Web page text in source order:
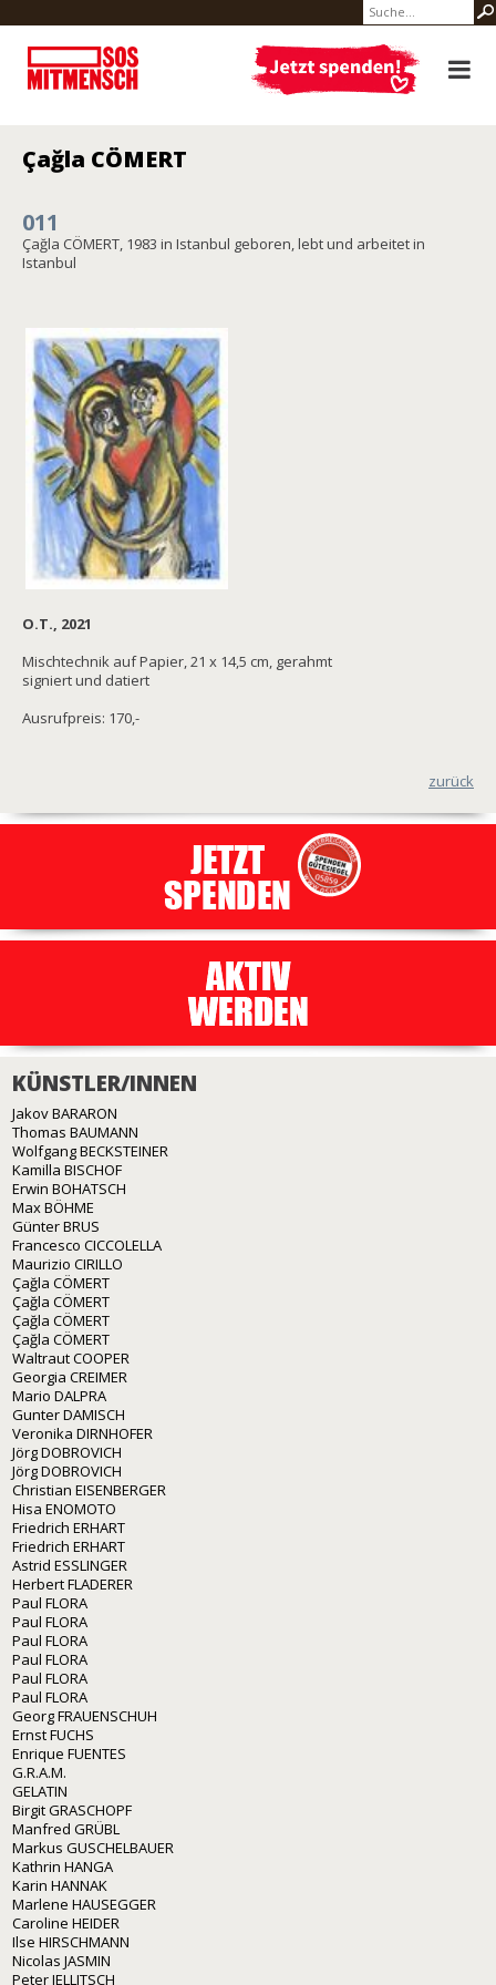
Çağla CÖMERT
011
Çağla CÖMERT, 1983 in Istanbul geboren, lebt und arbeitet in
Istanbul
O.T., 2021
Mischtechnik auf Papier, 21 x 14,5 cm, gerahmt
signiert und datiert
Ausrufpreis: 170,-
zurück
KÜNSTLER/INNEN
Jakov BARARON
Thomas BAUMANN
Wolfgang BECKSTEINER
Kamilla BISCHOF
Erwin BOHATSCH
Max BÖHME
Günter BRUS
Francesco CICCOLELLA
Maurizio CIRILLO
Çağla CÖMERT
Çağla CÖMERT
Çağla CÖMERT
Çağla CÖMERT
Waltraut COOPER
Georgia CREIMER
Mario DALPRA
Gunter DAMISCH
Veronika DIRNHOFER
Jörg DOBROVICH
Jörg DOBROVICH
Christian EISENBERGER
Hisa ENOMOTO
Friedrich ERHART
Friedrich ERHART
Astrid ESSLINGER
Herbert FLADERER
Paul FLORA
Paul FLORA
Paul FLORA
Paul FLORA
Paul FLORA
Paul FLORA
Georg FRAUENSCHUH
Ernst FUCHS
Enrique FUENTES
G.R.A.M.
GELATIN
Birgit GRASCHOPF
Manfred GRÜBL
Markus GUSCHELBAUER
Kathrin HANGA
Karin HANNAK
Marlene HAUSEGGER
Caroline HEIDER
Ilse HIRSCHMANN
Nicolas JASMIN
Peter JELLITSCH